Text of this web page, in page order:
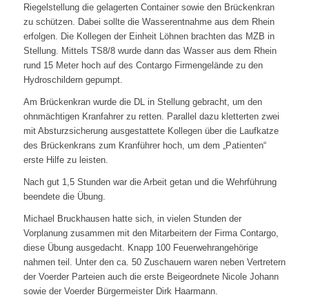
Riegelstellung die gelagerten Container sowie den Brückenkran
zu schützen. Dabei sollte die Wasserentnahme aus dem Rhein
erfolgen. Die Kollegen der Einheit Löhnen brachten das MZB in
Stellung. Mittels TS8/8 wurde dann das Wasser aus dem Rhein
rund 15 Meter hoch auf des Contargo Firmengelände zu den
Hydroschildern gepumpt.
Am Brückenkran wurde die DL in Stellung gebracht, um den
ohnmächtigen Kranfahrer zu retten. Parallel dazu kletterten zwei
mit Absturzsicherung ausgestattete Kollegen über die Laufkatze
des Brückenkrans zum Kranführer hoch, um dem „Patienten“
erste Hilfe zu leisten.
Nach gut 1,5 Stunden war die Arbeit getan und die Wehrführung
beendete die Übung.
Michael Bruckhausen hatte sich, in vielen Stunden der
Vorplanung zusammen mit den Mitarbeitern der Firma Contargo,
diese Übung ausgedacht. Knapp 100 Feuerwehrangehörige
nahmen teil. Unter den ca. 50 Zuschauern waren neben Vertretern
der Voerder Parteien auch die erste Beigeordnete Nicole Johann
sowie der Voerder Bürgermeister Dirk Haarmann.